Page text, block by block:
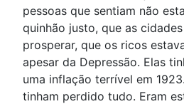
pessoas que sentiam não
quinhão justo, que as
prosperar, que os ricos
apesar da Depressão. Elas
uma inflação terrível em
tinham perdido tudo. Eram